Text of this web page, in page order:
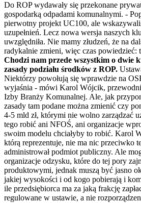
Do ROP wydawały się przekonane
gospodarką odpadami komunalnymi. -
pierwotny projekt UC100, ale
uzupełnień. Lecz nowa wersja naszych
uwzględniła. Nie mamy złudzeń, że na
radykalnie zmieni, więc czas powiedzieć:
Chodzi nam przede wszystkim o dwie
zasady podziału środków z ROP.
Niektórzy powołują się wprawdzie na
wyjaśnia - mówi Karol Wójcik,
Izby Branży Komunalnej. Ale, jak
zasady tam podane można zmienić czy
4-5 mld zł, którymi nie wolno zarządzać
tego robić ani NFOŚ, ani organizacje
swoim modelu chciałyby to robić. Karol
którą reprezentuje, nie ma nic przeciwko
administrował podmiot publiczny. Ale
organizacje odzysku, które do tej pory
produktowymi, jednak muszą być jasno
jakiej wysokości i od kogo pobierają i
ile przedsiębiorca ma za jaką frakcję
regulowane w ustawie, a nie